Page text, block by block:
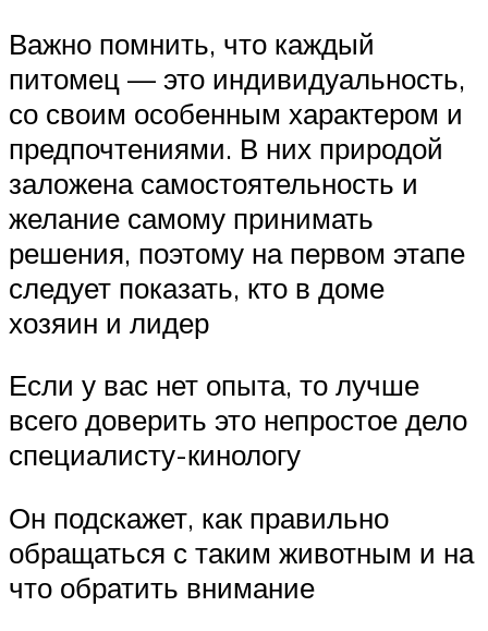
Важно помнить, что каждый
питомец — это индивидуальность,
со своим особенным характером и
предпочтениями. В них природой
заложена самостоятельность и
желание самому принимать
решения, поэтому на первом этапе
следует показать, кто в доме
хозяин и лидер
Если у вас нет опыта, то лучше
всего доверить это непростое дело
специалисту-кинологу
Он подскажет, как правильно
обращаться с таким животным и на
что обратить внимание